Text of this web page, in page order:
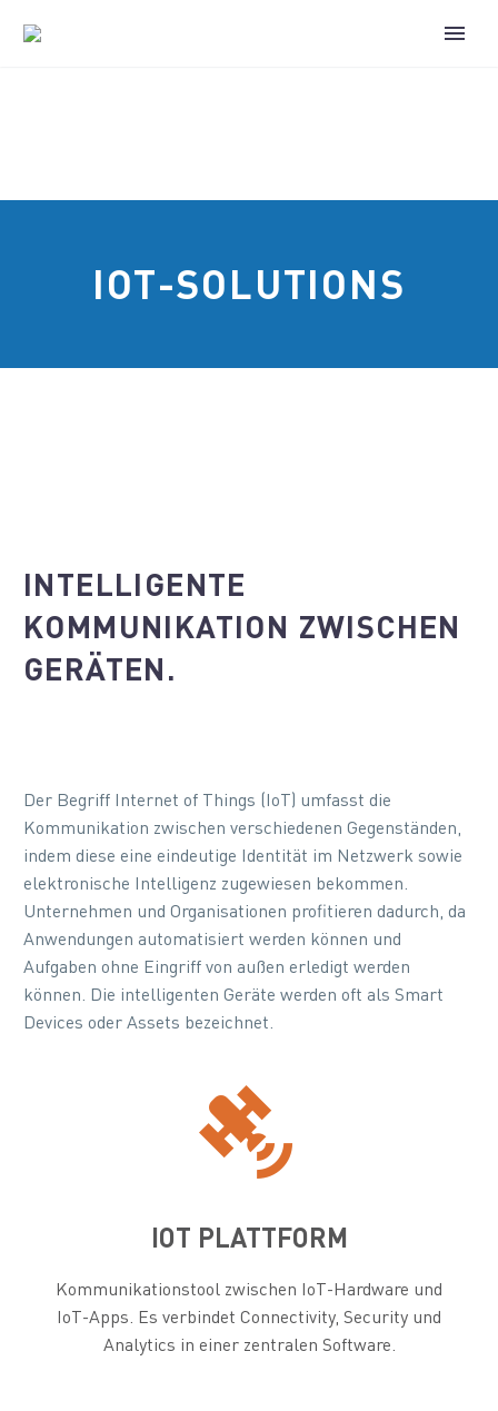
IOT-SOLUTIONS
INTELLIGENTE
KOMMUNIKATION ZWISCHEN
GERÄTEN.
Der Begriff Internet of Things (IoT) umfasst die
Kommunikation zwischen verschiedenen Gegenständen,
indem diese eine eindeutige Identität im Netzwerk sowie
elektronische Intelligenz zugewiesen bekommen.
Unternehmen und Organisationen profitieren dadurch, da
Anwendungen automatisiert werden können und
Aufgaben ohne Eingriff von außen erledigt werden
können. Die intelligenten Geräte werden oft als Smart
Devices oder Assets bezeichnet.


IOT PLATTFORM
Kommunikationstool zwischen IoT-Hardware und
IoT-Apps. Es verbindet Connectivity, Security und
Analytics in einer zentralen Software.